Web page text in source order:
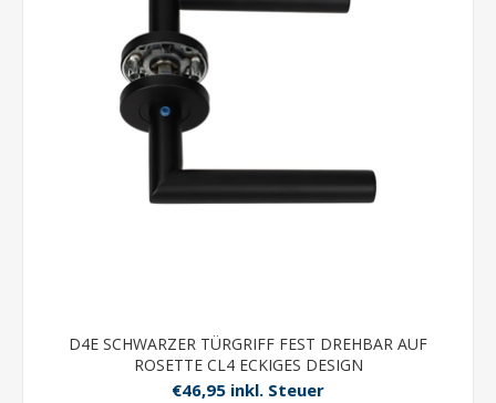
D4E SCHWARZER TÜRGRIFF FEST DREHBAR AUF
ROSETTE CL4 ECKIGES DESIGN
€46,95 inkl. Steuer